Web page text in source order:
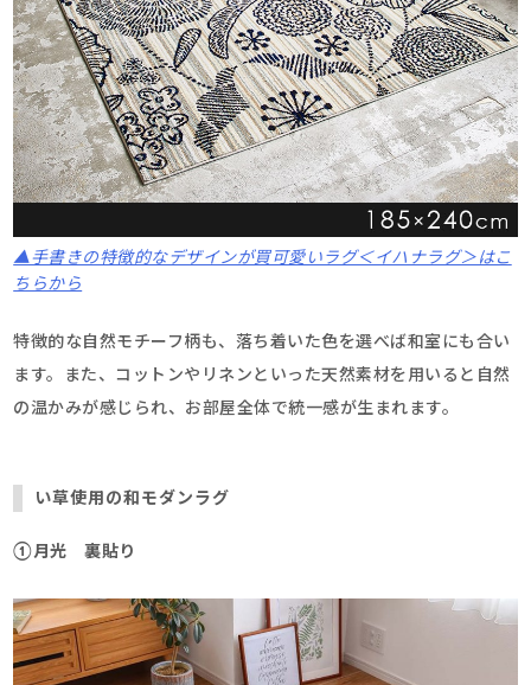
▲手書きの特徴的なデザインが買可愛いラグ＜イハナラグ＞はこ
ちらから
特徴的な自然モチーフ柄も、落ち着いた色を選べば和室にも合い
ます。また、コットンやリネンといった天然素材を用いると自然
の温かみが感じられ、お部屋全体で統一感が生まれます。
い草使用の和モダンラグ
①月光 裏貼り